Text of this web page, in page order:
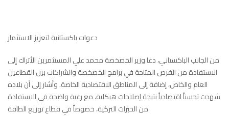
دعوات باكستانية لتعزيز الاستثمار
من الجانب الباكستاني، دعا وزير الخصخصة محمد علي المستثمرين الأتراك إلى
الاستفادة من الفرص المتاحة في برامج الخصخصة والشراكات بين القطاعين
العام والخاص، إضافة إلى المناطق الاقتصادية الخاصة. وأشار إلى أن بلاده
شهدت تحسناً اقتصادياً نتيجة إصلاحات هيكلية، مع رغبة واضحة في الاستفادة
من الخبرات التركية، خصوصاً في قطاع توزيع الطاقة